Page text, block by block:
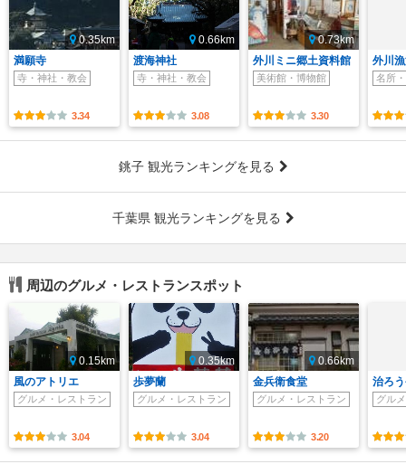
0.35km
満願寺
寺・神社・教会
3.34
0.66km
渡海神社
寺・神社・教会
3.08
0.73km
外川ミニ郷土資料館
美術館・博物館
3.30
外川
名所
銚子 観光ランキングを見る
千葉県 観光ランキングを見る
周辺のグルメ・レストランスポット
0.15km
風のアトリエ
グルメ・レストラン
3.04
0.35km
歩夢蘭
グルメ・レストラン
3.04
0.66km
金兵衛食堂
グルメ・レストラン
3.20
治ろ
グル